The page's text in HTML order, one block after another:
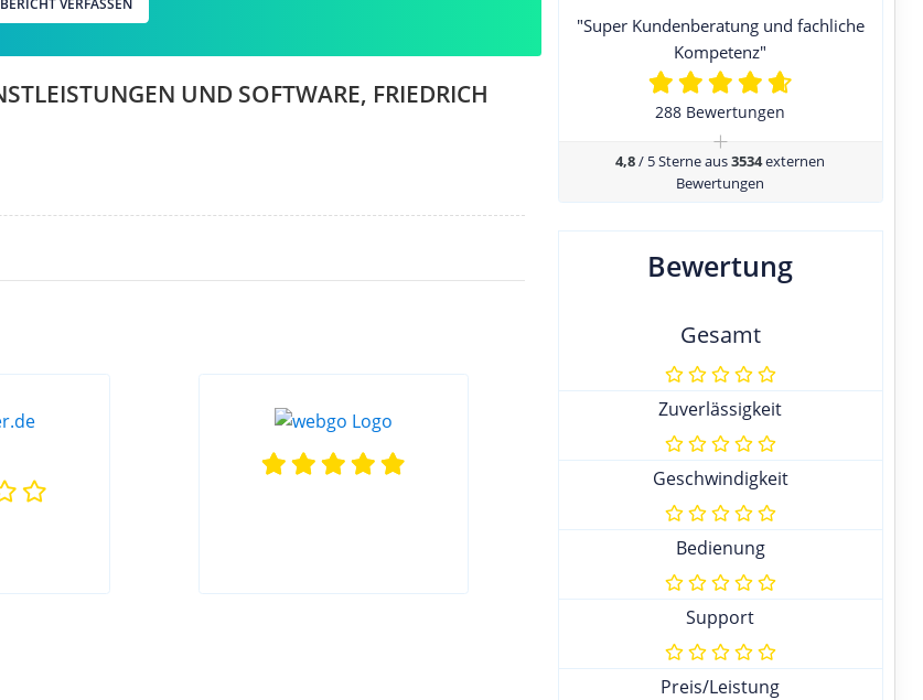
VERFASSEN
UND SOFTWARE, FRIEDRICH
"Super Kundenberatung und fachliche
Kompetenz"
288 Bewertungen
+
4,8/ 5 Sterne aus3534externen
Bewertungen
Bewertung
Gesamt
Zuverlässigkeit
Geschwindigkeit
Bedienung
Support
Preis/Leistung